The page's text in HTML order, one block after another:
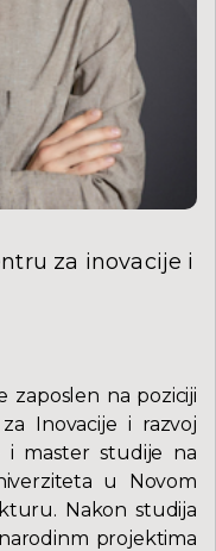
za inovacije i
zaposlen na poziciji
Inovacije i razvoj
i master studije na
u Novom
Nakon studija
projektima